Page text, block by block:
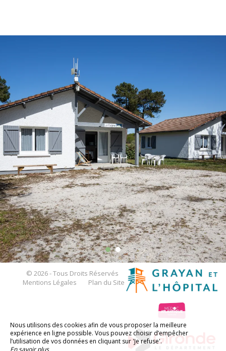
© 2026 - Tous Droits Réservés
Mentions Légales
Plan du Site
Nous utilisons des cookies afin de vous proposer la meilleure
expérience en ligne possible. Vous pouvez choisir d’empêcher
l’utilisation de vos données en cliquant sur 'Je refuse'.
En savoir plus